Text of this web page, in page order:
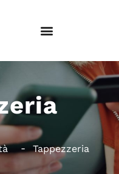
Tappezzeria